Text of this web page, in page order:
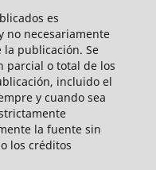
es
no necesariamente
publicación. Se
parcial o total de los
incluido el
y cuando sea
la fuente sin
los créditos